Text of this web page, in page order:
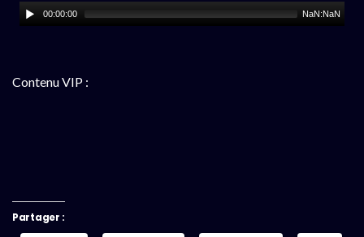
00:00:00 NaN:NaN
Contenu VIP :
Partager :